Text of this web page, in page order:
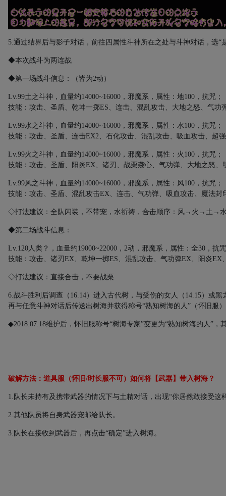
5. 通过结界后与影子对话，前往四属性斗神所在之处与斗神对话，选“
◆本次战斗为两连战
◆第一场战斗信息：（皆为2动）
Lv.99土之斗神，血量约14000~16000 ，邪魔系，属性：地100 ，抗咒；
技能：攻击、圣盾、乾坤一掷ES 、连击、混乱攻击、大地之怒、气功
Lv.99水之斗神，血量约14000~16000 ，邪魔系，属性：水100 ，抗咒；
技能：攻击、圣盾、连击EX2 、石化攻击、混乱攻击、吸血攻击、超
Lv.99火之斗神，血量约14000~16000 ，邪魔系，属性：火 100 ，抗咒；
技能：攻击、圣盾、阳炎EX 、诸刃、战栗袭心、气功弹、大地之怒
Lv.99 风之斗神，血量约14000~16000 ，邪魔系，属性：风100 ，抗咒；
技能：攻击、圣盾、混乱攻击EX 、连击、气功弹、吸血攻击、魔法
◇打法建议：全队闪装，不带宠，水祈祷，合击顺序：风→火→土→
◆第二场战斗信息：
Lv.120 人类？，血量约19000~22000 ， 2动，邪魔系，属性：全30 ，抗
技能：攻击、诸刃 EX 、乾坤一掷ES 、混乱攻击、气功弹EX 、阳炎EX
◇打法建议：直接合击，不要战栗
6. 战斗胜利后调查（ 16.14）进入古代树，与受伤的女人（ 14.15）或黑
再与任意斗神对话后传送出树海并获得称号“熟知树海的人”（怀旧服）
◆2018.07.18维护后，怀旧服称号“树海专家”变更为“熟知树海的人”，
破解方法： 道具服（怀旧/时长服不可）如何将【武器】带入树海？
1. 队长未持有及携带武器的情况下与土精对话，出现“你居然敢接受
2. 其他队员将自身武器宠邮给队长。
3. 队长在接收到武器后，再点击“确定”进入树海。